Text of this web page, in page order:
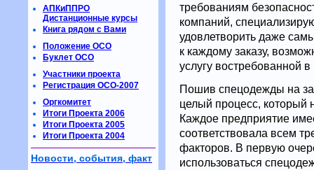
требованиям
компаний,
удовлетворить даже
к каждому заказу,
услугу востребованной
Пошив спецодежды на
целый процесс, который
Каждое предприятие
соответствовала всем
факторов. В первую
использоваться
АПКиППРО
Дистанционные курсы
Книга рядом с Вами
Положение ОСО
Буклет ОСО
Участники проекта
Регистрация ОСО-2007
Оргкомитет
Итоги Проекта 2006
Итоги Проекта 2005
Итоги Проекта 2004
Новости, события, факт